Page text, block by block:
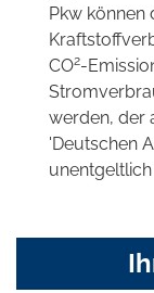
Pkw können
CO2-
werden, der
'Deutschen